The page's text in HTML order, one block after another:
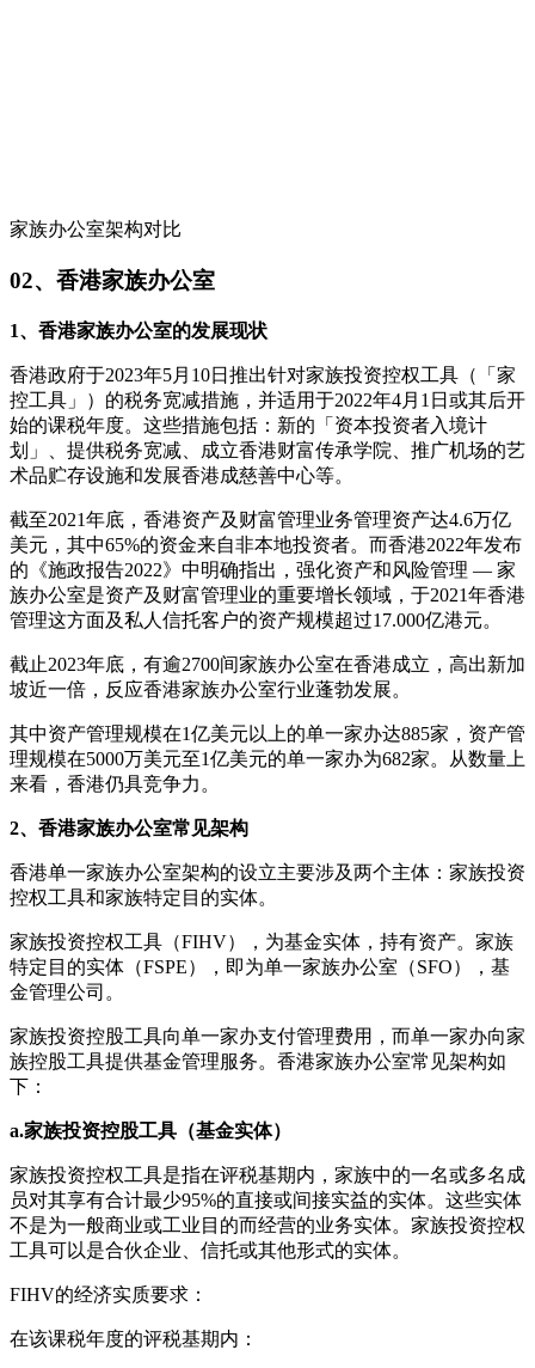
家族办公室架构对比
02、香港家族办公室
1、香港家族办公室的发展现状
香港政府于2023年5月10日推出针对家族投资控权工具（「家
控工具」）的税务宽减措施，并适用于2022年4月1日或其后开
始的课税年度。这些措施包括：新的「资本投资者入境计
划」、提供税务宽减、成立香港财富传承学院、推广机场的艺
术品贮存设施和发展香港成慈善中心等。
截至2021年底，香港资产及财富管理业务管理资产达4.6万亿
美元，其中65%的资金来自非本地投资者。而香港2022年发布
的《施政报告2022》中明确指出，强化资产和风险管理 — 家
族办公室是资产及财富管理业的重要增长领域，于2021年香港
管理这方面及私人信托客户的资产规模超过17.000亿港元。
截止2023年底，有逾2700间家族办公室在香港成立，高出新加
坡近一倍，反应香港家族办公室行业蓬勃发展。
其中资产管理规模在1亿美元以上的单一家办达885家，资产管
理规模在5000万美元至1亿美元的单一家办为682家。从数量上
来看，香港仍具竞争力。
2、香港家族办公室常见架构
香港单一家族办公室架构的设立主要涉及两个主体：家族投资
控权工具和家族特定目的实体。
家族投资控权工具（FIHV），为基金实体，持有资产。家族
特定目的实体（FSPE），即为单一家族办公室（SFO），基
金管理公司。
家族投资控股工具向单一家办支付管理费用，而单一家办向家
族控股工具提供基金管理服务。香港家族办公室常见架构如
下：
a.家族投资控股工具（基金实体）
家族投资控权工具是指在评税基期内，家族中的一名或多名成
员对其享有合计最少95%的直接或间接实益的实体。这些实体
不是为一般商业或工业目的而经营的业务实体。家族投资控权
工具可以是合伙企业、信托或其他形式的实体。
FIHV的经济实质要求：
在该课税年度的评税基期内：